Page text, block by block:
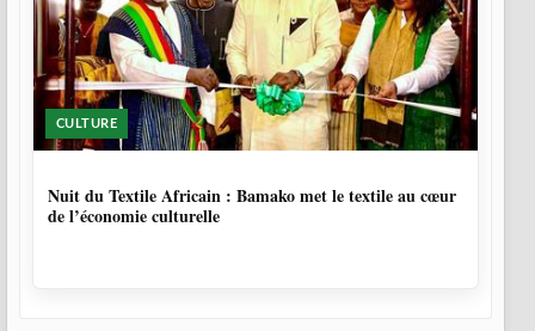
CULTURE
Nuit du Textile Africain : Bamako met le textile au cœur
de l’économie culturelle